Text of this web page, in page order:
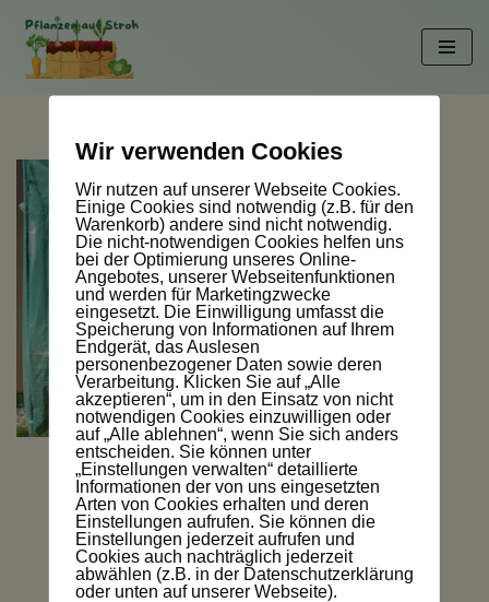
Zum
Wir verwenden Cookies
Wir nutzen auf unserer Webseite Cookies.
Einige Cookies sind notwendig (z.B. für den
Warenkorb) andere sind nicht notwendig.
Die nicht-notwendigen Cookies helfen uns
bei der Optimierung unseres Online-
Angebotes, unserer Webseitenfunktionen
und werden für Marketingzwecke
eingesetzt. Die Einwilligung umfasst die
Speicherung von Informationen auf Ihrem
Endgerät, das Auslesen
personenbezogener Daten sowie deren
Verarbeitung. Klicken Sie auf „Alle
akzeptieren“, um in den Einsatz von nicht
notwendigen Cookies einzuwilligen oder
auf „Alle ablehnen“, wenn Sie sich anders
entscheiden. Sie können unter
„Einstellungen verwalten“ detaillierte
Informationen der von uns eingesetzten
Arten von Cookies erhalten und deren
Einstellungen aufrufen. Sie können die
Einstellungen jederzeit aufrufen und
Cookies auch nachträglich jederzeit
abwählen (z.B. in der Datenschutzerklärung
oder unten auf unserer Webseite).